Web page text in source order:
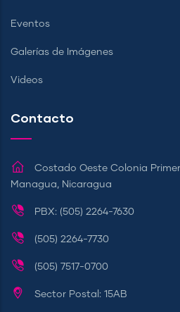
Eventos
Galerías de Imágenes
Videos
Contacto
Costado Oeste Colonia
Managua, Nicaragua
PBX: (505) 2264-7630
(505) 2264-7730
(505) 7517-0700
Sector Postal: 15AB